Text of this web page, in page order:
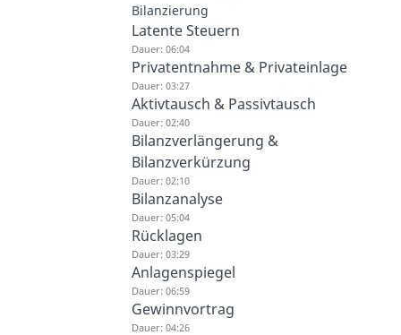
Bilanzierung
Latente Steuern
Dauer: 06:04
Privatentnahme & Privateinlage
Dauer: 03:27
Aktivtausch & Passivtausch
Dauer: 02:40
Bilanzverlängerung &
Bilanzverkürzung
Dauer: 02:10
Bilanzanalyse
Dauer: 05:04
Rücklagen
Dauer: 03:29
Anlagenspiegel
Dauer: 06:59
Gewinnvortrag
Dauer: 04:26